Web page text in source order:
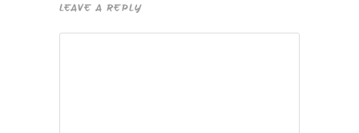
LEAVE A REPLY